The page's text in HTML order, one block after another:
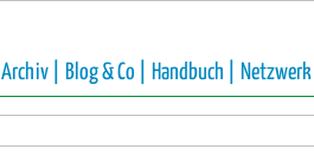
Archiv | Blog & Co | Handbuch | Netzwerk |